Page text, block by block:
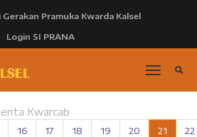
Pramuka Kwarda Kalsel
Login SI PRANA
Kwarcab
16 17 18 19 20 21 22